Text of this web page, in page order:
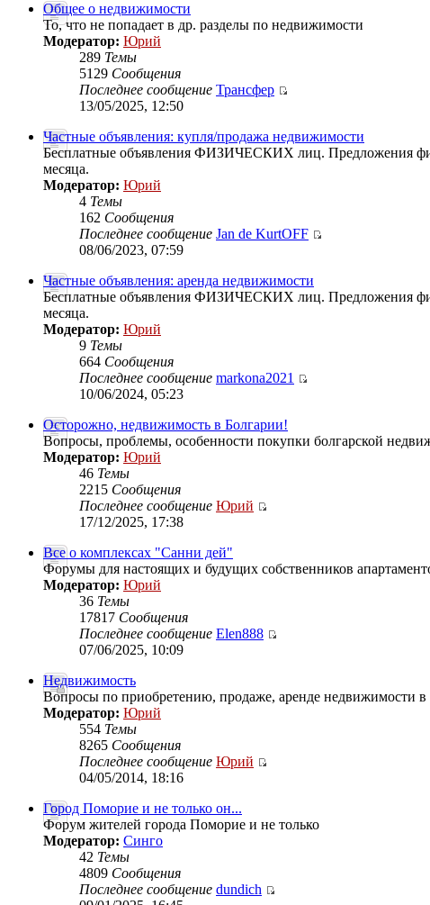
Общее о недвижимости
То, что не попадает в др. разделы по недвижимости
Модератор: Юрий
289 Темы
5129 Сообщения
Последнее сообщение Трансфер
13/05/2025, 12:50
Частные объявления: купля/продажа недвижимости
Бесплатные объявления ФИЗИЧЕСКИХ лиц. Предложения
месяца.
Модератор: Юрий
4 Темы
162 Сообщения
Последнее сообщение Jan de KurtOFF
08/06/2023, 07:59
Частные объявления: аренда недвижимости
Бесплатные объявления ФИЗИЧЕСКИХ лиц. Предложения
месяца.
Модератор: Юрий
9 Темы
664 Сообщения
Последнее сообщение markona2021
10/06/2024, 05:23
Осторожно, недвижимость в Болгарии!
Вопросы, проблемы, особенности покупки болгарской
Модератор: Юрий
46 Темы
2215 Сообщения
Последнее сообщение Юрий
17/12/2025, 17:38
Все о комплексах "Санни дей"
Форумы для настоящих и будущих собственников
Модератор: Юрий
36 Темы
17817 Сообщения
Последнее сообщение Elen888
07/06/2025, 10:09
Недвижимость
Вопросы по приобретению, продаже, аренде недвижимости в
Модератор: Юрий
554 Темы
8265 Сообщения
Последнее сообщение Юрий
04/05/2014, 18:16
Город Поморие и не только он...
Форум жителей города Поморие и не только
Модератор: Синго
42 Темы
4809 Сообщения
Последнее сообщение dundich